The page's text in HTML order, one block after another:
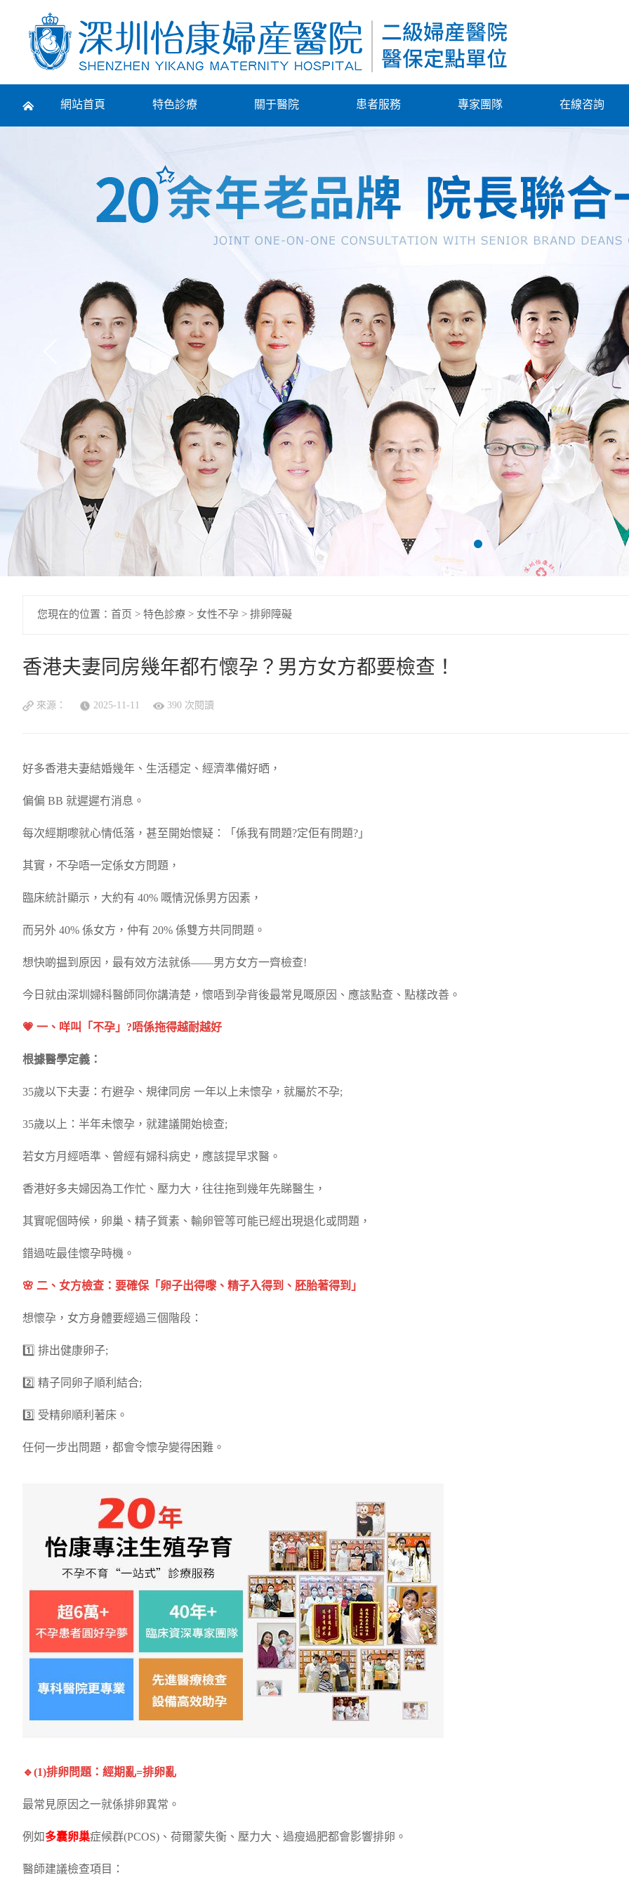
網站首頁 特色診療 關于醫院 患者服務 專家團隊 在線咨詢
Prev
您現在的位置： 首页 > 特色診療 > 女性不孕 > 排卵障礙
香港夫妻同房幾年都冇懷孕？男方女方都要檢查！
來源： 2025-11-11 390 次閱讀
好多香港夫妻結婚幾年、生活穩定、經濟準備好晒，
偏偏 BB 就遲遲冇消息。
每次經期嚟就心情低落，甚至開始懷疑：「係我有問題?定佢有問題?」
其實，不孕唔一定係女方問題，
臨床統計顯示，大約有 40% 嘅情況係男方因素，
而另外 40% 係女方，仲有 20% 係雙方共同問題。
想快啲揾到原因，最有效方法就係——男方女方一齊檢查!
今日就由深圳婦科醫師同你講清楚，懷唔到孕背後最常見嘅原因、應該點查、點樣改善。
💗 一、咩叫「不孕」?唔係拖得越耐越好
根據醫學定義：
35歲以下夫妻：冇避孕、規律同房 一年以上未懷孕，就屬於不孕;
35歲以上：半年未懷孕，就建議開始檢查;
若女方月經唔準、曾經有婦科病史，應該提早求醫。
香港好多夫婦因為工作忙、壓力大，往往拖到幾年先睇醫生，
其實呢個時候，卵巢、精子質素、輸卵管等可能已經出現退化或問題，
錯過咗最佳懷孕時機。
🌸 二、女方檢查：要確保「卵子出得嚟、精子入得到、胚胎著得到」
想懷孕，女方身體要經過三個階段：
1️⃣ 排出健康卵子;
2️⃣ 精子同卵子順利結合;
3️⃣ 受精卵順利著床。
任何一步出問題，都會令懷孕變得困難。
🔹(1)排卵問題：經期亂=排卵亂
最常見原因之一就係排卵異常。
例如多囊卵巢症候群(PCOS)、荷爾蒙失衡、壓力大、過瘦過肥都會影響排卵。
醫師建議檢查項目：